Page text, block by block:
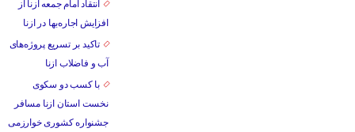
انتقاد امام جمعه ازنا از
افزایش اجاره‌بها در ازنا
تاکید بر تسریع پروژه‌های
آب و فاضلاب ازنا
با کسب دو سکوی
نخست استان ازنا مسافر
جشنواره کشوری خوارزمی